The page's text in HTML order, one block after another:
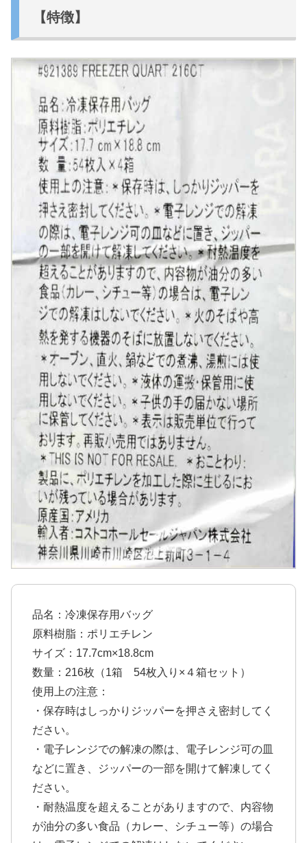
【特徴】
品名：冷凍保存用バッグ
原料樹脂：ポリエチレン
サイズ：17.7cm×18.8cm
数量：216枚（1箱 54枚入り×４箱セット）
使用上の注意：
・保存時はしっかりジッパーを押さえ密封してく
ださい。
・電子レンジでの解凍の際は、電子レンジ可の皿
などに置き、ジッパーの一部を開けて解凍してく
ださい。
・耐熱温度を超えることがありますので、内容物
が油分の多い食品（カレー、シチュー等）の場合